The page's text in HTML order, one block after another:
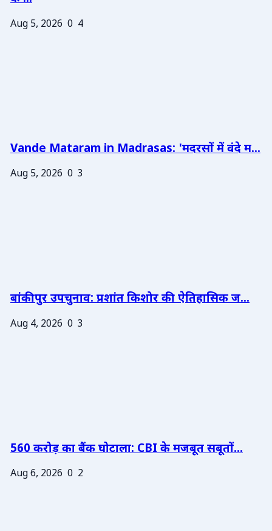
Aug 5, 2026 0 4
Vande Mataram in Madrasas: 'मदरसों में वंदे म...
Aug 5, 2026 0 3
बांकीपुर उपचुनाव: प्रशांत किशोर की ऐतिहासिक ज...
Aug 4, 2026 0 3
560 करोड़ का बैंक घोटाला: CBI के मजबूत सबूतों...
Aug 6, 2026 0 2